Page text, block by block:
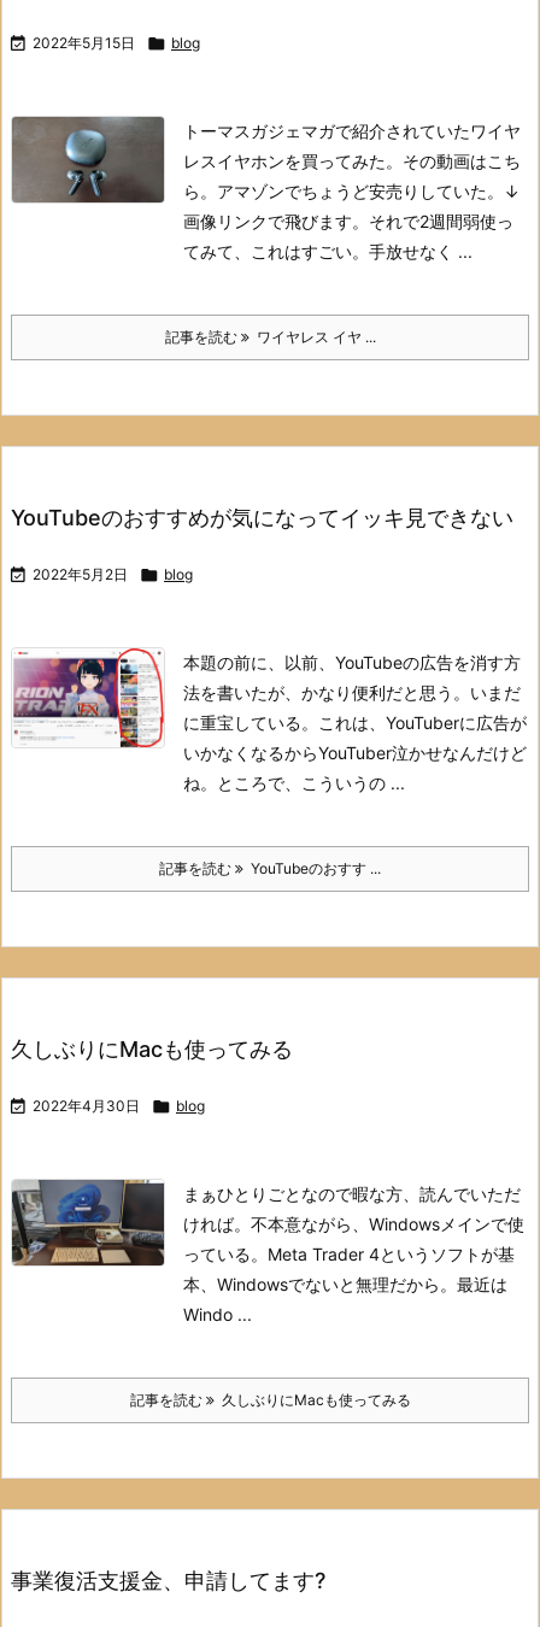
 2022年5月15日  blog
トーマスガジェマガで紹介されていたワイヤ
レスイヤホンを買ってみた。 その動画はこち
ら。 アマゾンでちょうど安売りしていた。↓
画像リンクで飛びます。 それで2週間弱使っ
てみて、これはすごい。手放せなく ...
記事を読む ワイヤレス イヤ ...
YouTubeのおすすめが気になってイッキ見できない
 2022年5月2日  blog
本題の前に、以前、YouTubeの広告を消す方
法を書いたが、かなり便利だと思う。いまだ
に重宝している。
これは、YouTuberに広告が
いかなくなるからYouTuber泣かせなんだけど
ね。
ところで、こういうの ...
記事を読む YouTubeのおすす ...
久しぶりにMacも使ってみる
 2022年4月30日  blog
まぁひとりごとなので暇な方、読んでいただ
ければ。 不本意ながら、Windowsメインで使
っている。 Meta Trader 4というソフトが基
本、Windowsでないと無理だから。 最近は
Windo ...
記事を読む 久しぶりにMacも使ってみる
事業復活支援金、申請してます?